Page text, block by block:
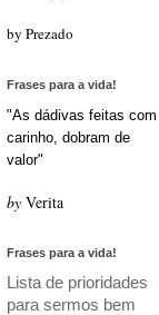
by Prezado
Frases para a vida!
"As dádivas feitas com
carinho, dobram de
valor"
by Verita
Frases para a vida!
Lista de prioridades
para sermos bem